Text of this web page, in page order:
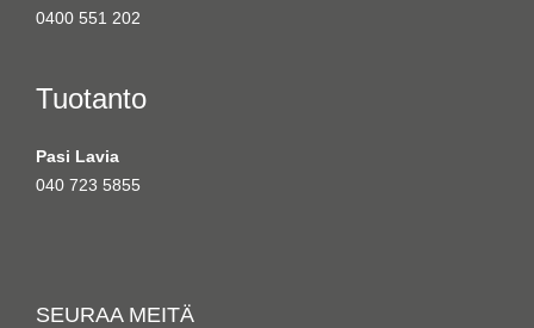
0400 551 202
Tuotanto
Pasi Lavia
040 723 5855
SEURAA MEITÄ